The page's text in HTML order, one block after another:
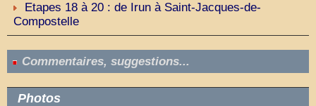
Etapes 18 à 20 : de Irun à Saint-Jacques-de-
Compostelle
Commentaires, suggestions...
Photos